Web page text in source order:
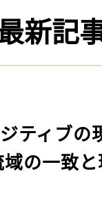
新記
ティブの
の一致